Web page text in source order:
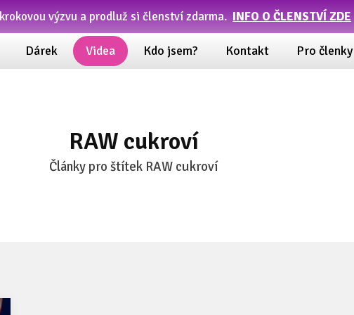
krokovou výzvu a prodluž si členství zdarma. INFO O ČLENSTVÍ ZDE
Dárek Videa Kdo jsem? Kontakt Pro členky
RAW cukroví
Články pro štítek RAW cukroví